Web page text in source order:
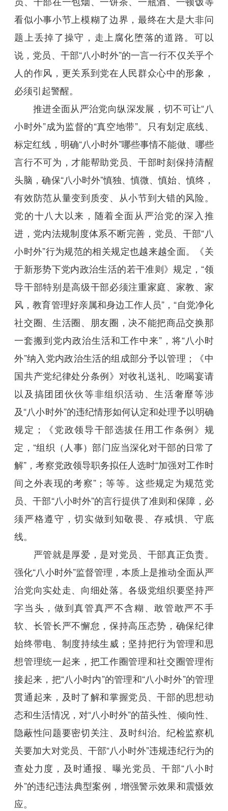
看似小事小节上模糊了边界，最终在大是大非问
题上丢掉了操守，走上腐化堕落的道路。可以
说，党员、干部“八小时外”的一言一行不仅关乎个
人的作风，更关系到党在人民群众心中的形象，
必须引起警醒。
推进全面从严治党向纵深发展，切不可让“八
小时外”成为监督的“真空地带”。只有划定底线、
标定红线，明确“八小时外”哪些事情不能做、哪些
言行不可为，才能帮助党员、干部时刻保持清醒
头脑，确保“八小时外”慎独、慎微、慎始、慎终，
有效防范从量变到质变、从小节到大错的风险。
党的十八大以来，随着全面从严治党的深入推
进，党内法规制度体系不断完善，党员、干部“八
小时外”行为规范的相关规定也越来越全面。《关
于新形势下党内政治生活的若干准则》规定，“领
导干部特别是高级干部必须注重家庭、家教、家
风，教育管理好亲属和身边工作人员”，“自觉净化
社交圈、生活圈、朋友圈，决不能把商品交换那
一套搬到党内政治生活和工作中来”，将“八小时
外”纳入党内政治生活的组成部分予以管理；《中
国共产党纪律处分条例》对收礼送礼、吃喝宴请
以及搞团团伙伙等非组织活动、生活奢靡等涉
及“八小时外”的违纪情形如何认定和处理予以明确
规定；《党政领导干部选拔任用工作条例》规
定，“组织（人事）部门应当深化对干部的日常了
解”，考察党政领导职务拟任人选时“加强对工作时
间之外表现的考察”；等等。这些规定为规范党
员、干部“八小时外”的言行提供了准则和保障，必
须严格遵守，切实做到知敬畏、存戒惧、守底
线。
严管就是厚爱，是对党员、干部真正负责。
强化“八小时外”监督管理，本质上是推动全面从严
治党向实处走、向细处落。各级党组织要坚持严
字当头，做到真管真严不含糊、敢管敢严不手
软、长管长严不懈怠，保持高压态势，确保纪律
始终带电、制度持续生威；坚持把行为管理和思
想管理统一起来，把工作圈管理和社交圈管理衔
接起来，把“八小时内”的管理和“八小时外”的管理
贯通起来，及时了解和掌握党员、干部的思想动
态和生活情况，对“八小时外”的苗头性、倾向性、
隐蔽性问题要密切关注、及时纠治。纪检监察机
关要加大对党员、干部“八小时外”违规违纪行为的
查处力度，及时通报、曝光党员、干部“八小时
外”的违纪违法典型案例，增强警示效果和震慑效
应。